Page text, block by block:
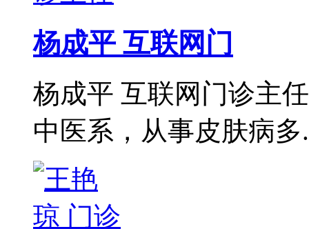
杨成平 互联网门
杨成平 互联网门诊主
中医系，从事皮肤病多